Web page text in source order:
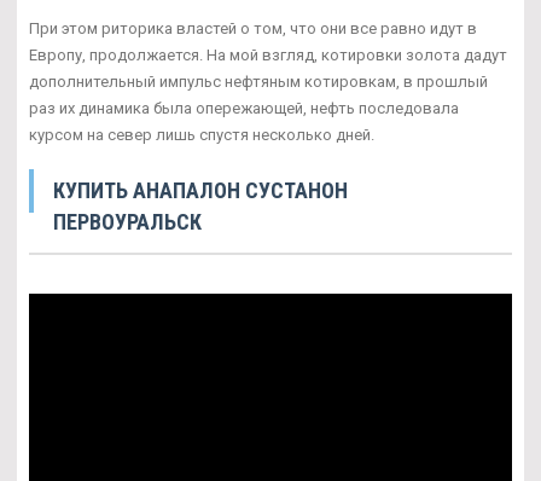
При этом риторика властей о том, что они все равно идут в
Европу, продолжается. На мой взгляд, котировки золота дадут
дополнительный импульс нефтяным котировкам, в прошлый
раз их динамика была опережающей, нефть последовала
курсом на север лишь спустя несколько дней.
КУПИТЬ АНАПАЛОН СУСТАНОН
ПЕРВОУРАЛЬСК